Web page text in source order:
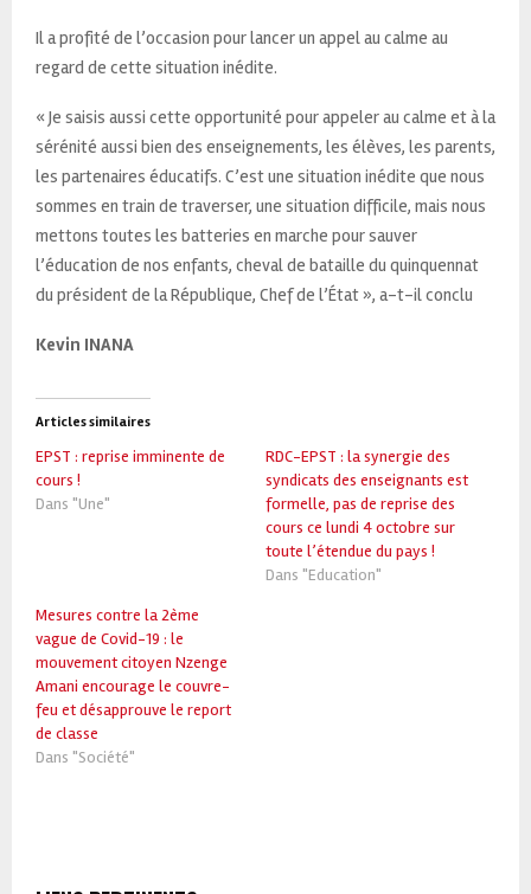
Il a profité de l’occasion pour lancer un appel au calme au
regard de cette situation inédite.
« Je saisis aussi cette opportunité pour appeler au calme et à la
sérénité aussi bien des enseignements, les élèves, les parents,
les partenaires éducatifs. C’est une situation inédite que nous
sommes en train de traverser, une situation difficile, mais nous
mettons toutes les batteries en marche pour sauver
l’éducation de nos enfants, cheval de bataille du quinquennat
du président de la République, Chef de l’État », a-t-il conclu
Kevin INANA
Articles similaires
EPST : reprise imminente de
cours !
Dans "Une"
RDC-EPST : la synergie des
syndicats des enseignants est
formelle, pas de reprise des
cours ce lundi 4 octobre sur
toute l’étendue du pays !
Dans "Education"
Mesures contre la 2ème
vague de Covid-19 : le
mouvement citoyen Nzenge
Amani encourage le couvre-
feu et désapprouve le report
de classe
Dans "Société"